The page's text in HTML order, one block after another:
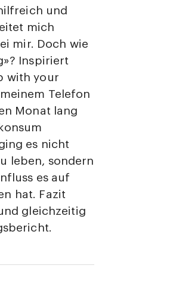
und
mich
mir. Doch wie
Inspiriert
with your
Telefon
Monat lang
es nicht
leben, sondern
es auf
hat. Fazit
gleichzeitig